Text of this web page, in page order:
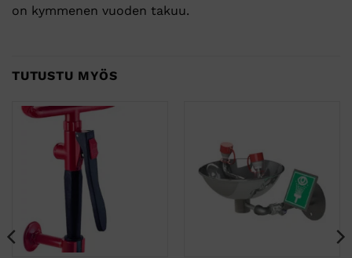
on kymmenen vuoden takuu.
TUTUSTU MYÖS